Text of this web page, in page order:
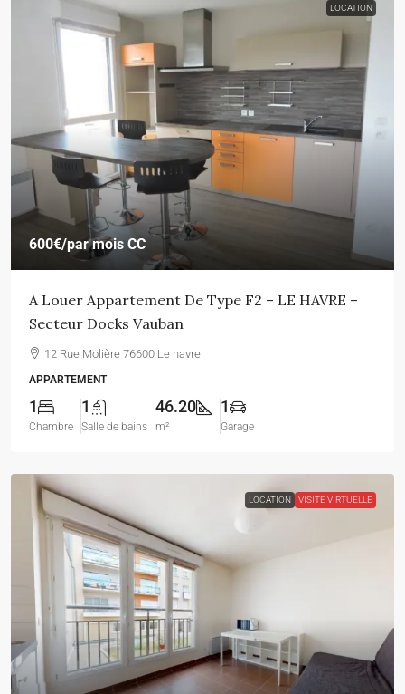
LOCATION
600€/par mois CC
A Louer Appartement De Type F2 – LE HAVRE –
Secteur Docks Vauban
12 Rue Molière 76600 Le havre
APPARTEMENT
1
Chambre
1
Salle de bains
46.20
m²
1
Garage
LOCATION VISITE VIRTUELLE